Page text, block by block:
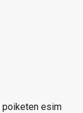
poiketen esim